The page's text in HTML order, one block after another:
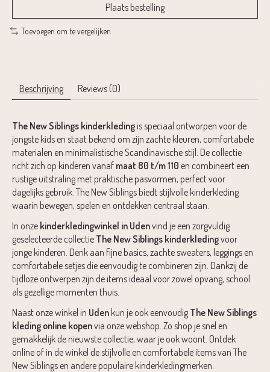
Plaats bestelling
Toevoegen om te vergelijken
Beschrijving Reviews (0)
The New Siblings kinderkleding is speciaal ontworpen voor de
jongste kids en staat bekend om zijn zachte kleuren, comfortabele
materialen en minimalistische Scandinavische stijl. De collectie
richt zich op kinderen vanaf maat 80 t/m 110 en combineert een
rustige uitstraling met praktische pasvormen, perfect voor
dagelijks gebruik. The New Siblings biedt stijlvolle kinderkleding
waarin bewegen, spelen en ontdekken centraal staan.
In onze kinderkledingwinkel in Udenvind je een zorgvuldig
geselecteerde collectie The New Siblings kinderkledingvoor
jonge kinderen. Denk aan fijne basics, zachte sweaters, leggings en
comfortabele setjes die eenvoudig te combineren zijn. Dankzij de
tijdloze ontwerpen zijn de items ideaal voor zowel opvang, school
als gezellige momenten thuis.
Naast onze winkel in Uden kun je ook eenvoudig The New Siblings
kleding online kopenvia onze webshop. Zo shop je snel en
gemakkelijk de nieuwste collectie, waar je ook woont. Ontdek
online of in de winkel de stijlvolle en comfortabele items van The
New Siblings en andere populaire kinderkledingmerken.